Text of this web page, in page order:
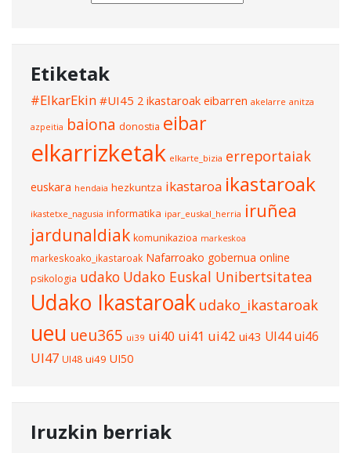
Etiketak
#ElkarEkin #UI45 2 ikastaroak eibarren akelarre anitza
azpeitia baiona donostia eibar
elkarrizketak elkarte_bizia erreportaiak
euskara hendaia hezkuntza ikastaroa ikastaroak
ikastetxe_nagusia informatika ipar_euskal_herria iruñea
jardunaldiak komunikazioa markeskoa
markeskoako_ikastaroak Nafarroako gobernua online
psikologia udako Udako Euskal Unibertsitatea
Udako Ikastaroak udako_ikastaroak
ueu ueu365 ui39 ui40 ui41 ui42 ui43 UI44ui46
UI47 UI48 ui49 UI50
Iruzkin berriak